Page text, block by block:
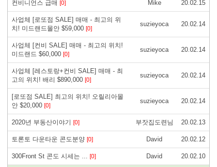
컨비니언스 급매 [0] Mike 20.02.15
사업체 [로또점 SALE] 매매 - 최고의 위
치! 미드랜드몰안 $59,000 [0]
suzieyoca 20.02.14
사업체 [컨비 SALE] 매매 - 최고의 위치!
미드랜드 $60,000 [0]
suzieyoca 20.02.14
사업체 [레스토랑+컨비 SALE] 매매 - 최
고의 위치! 배리 $890,000 [0]
suzieyoca 20.02.14
[로또점 SALE] 최고의 위치! 오릴리아몰
안 $20,000 [0]
suzieyoca 20.02.14
2020년 부동산이야기 [0] 부잣집도련님 20.02.13
토론토 다운타운 콘도분양 [0] David 20.02.12
300Front St 콘도 시세는 ... [0] David 20.02.10